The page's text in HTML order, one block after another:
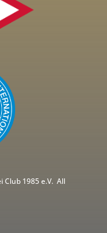
Club 1985 e.V. All